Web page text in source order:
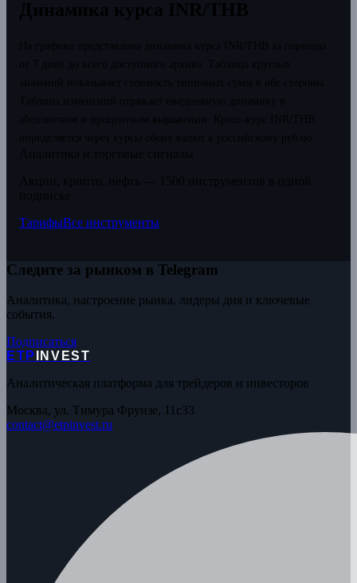
ТарифыВсе инструменты
Следите за рынком в Telegram
Аналитика, настроение рынка, лидеры дня и ключевые
события.
Подписаться
ETP
INVEST
Аналитическая платформа для трейдеров и инвесторов
Москва, ул. Тимура Фрунзе, 11с33
contact@etpinvest.ru